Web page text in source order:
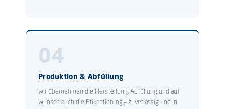
04
Produktion & Abfüllung
Wir übernehmen die Herstellung, Abfüllung und auf
Wunsch auch die Etikettierung – zuverlässig und in